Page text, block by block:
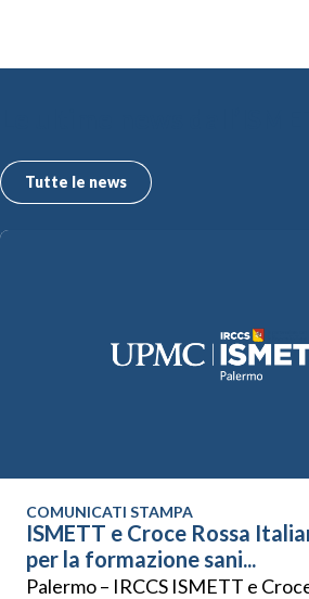
Tutte le news
COMUNICATI STAMPA
ISMETT e Croce Rossa
per la formazione sani...
Palermo – IRCCS ISMETT e